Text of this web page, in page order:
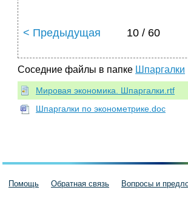
< Предыдущая 10 / 60
Соседние файлы в папке Шпаргалки
Мировая экономика. Шпаргалки.rtf
Шпаргалки по эконометрике.doc
Помощь Обратная связь Вопросы и